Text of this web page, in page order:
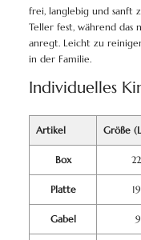
frei, langlebig und sanft
Teller fest, während das
anregt. Leicht zu
in der Familie.
Individuelles
Artikel Größe
Box
Platte
Gabel